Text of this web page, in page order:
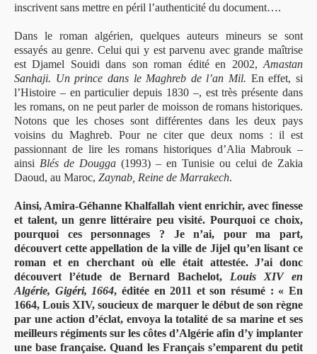
inscrivent sans mettre en péril l’authenticité du document….
Dans le roman algérien, quelques auteurs mineurs se sont
essayés au genre. Celui qui y est parvenu avec grande maîtrise
est Djamel Souidi dans son roman édité en 2002, Amastan
Sanhaji. Un prince dans le Maghreb de l’an Mil. En effet, si
l’Histoire – en particulier depuis 1830 –, est très présente dans
les romans, on ne peut parler de moisson de romans historiques.
Notons que les choses sont différentes dans les deux pays
voisins du Maghreb. Pour ne citer que deux noms : il est
passionnant de lire les romans historiques d’Alia Mabrouk –
ainsi Blés de Dougga (1993) – en Tunisie ou celui de Zakia
Daoud, au Maroc, Zaynab, Reine de Marrakech.
Ainsi, Amira-Géhanne Khalfallah vient enrichir, avec finesse
et talent, un genre littéraire peu visité. Pourquoi ce choix,
pourquoi ces personnages ? Je n’ai, pour ma part,
découvert cette appellation de la ville de Jijel qu’en lisant ce
roman et en cherchant où elle était attestée. J’ai donc
découvert l’étude de Bernard Bachelot, Louis XIV en
Algérie, Gigéri, 1664, éditée en 2011 et son résumé : « En
1664, Louis XIV, soucieux de marquer le début de son règne
par une action d’éclat, envoya la totalité de sa marine et ses
meilleurs régiments sur les côtes d’Algérie afin d’y implanter
une base française. Quand les Français s’emparent du petit